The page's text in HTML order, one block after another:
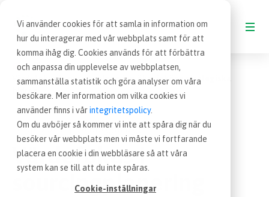
Vi använder cookies för att samla in information om
hur du interagerar med vår webbplats samt för att
komma ihåg dig. Cookies används för att förbättra
och anpassa din upplevelse av webbplatsen,
sammanställa statistik och göra analyser om våra
besökare. Mer information om vilka cookies vi
använder finns i vårintegritetspolicy.
Om du avböjer så kommer vi inte att spåra dig när du
besöker vår webbplats men vi måste vi fortfarande
placera en cookie i din webbläsare så att våra
system kan se till att du inte spåras.
Cookie-inställningar
BLOGG
VAD ÄR INKÖP
OM EFFSO TOOLS
TERMINOLOGI
Blogg
Värdefokus i sourcingplanering ökar inköps strategiska
bidrag
14 apr 2025 Blogginlägg
Värdefokus i
sourcingplanering